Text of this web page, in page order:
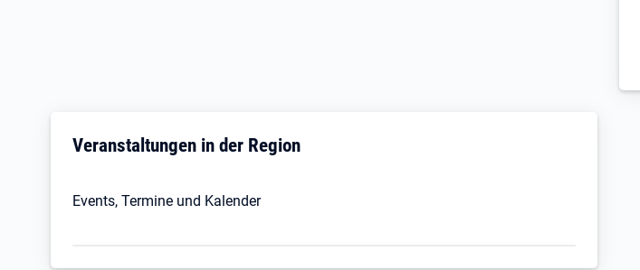
Veranstaltungen in der Region
Events, Termine und Kalender